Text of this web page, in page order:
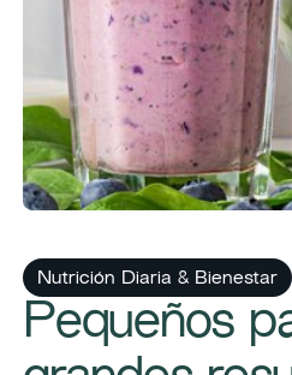
​​Nutrición Diaria & Bienestar​
Pequeños